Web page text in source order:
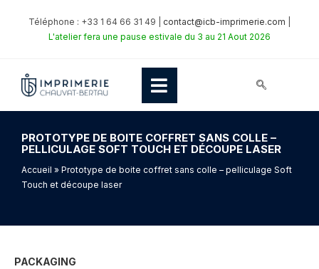
Téléphone : +33 1 64 66 31 49 | contact@icb-imprimerie.com
L'atelier fera une pause estivale du 3 au 21 Aout 2026
PROTOTYPE DE BOITE COFFRET SANS COLLE –
PELLICULAGE SOFT TOUCH ET DÉCOUPE LASER
Accueil » Prototype de boite coffret sans colle – pelliculage Soft
Touch et découpe laser
PACKAGING